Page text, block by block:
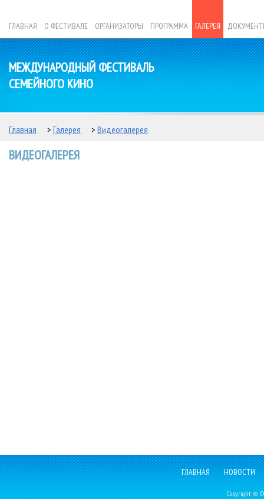
ГЛАВНАЯ О ФЕСТИВАЛЕ ОРГАНИЗАТОРЫ ПРОГРАММА ГАЛЕРЕЯ
МЕЖДУНАРОДНЫЙ ФЕСТИВАЛЬ
СЕМЕЙНОГО КИНО
Главная > Галерея > Видеогалерея
ВИДЕОГАЛЕРЕЯ
ГЛАВНАЯ НОВОСТИ
Copyright ©